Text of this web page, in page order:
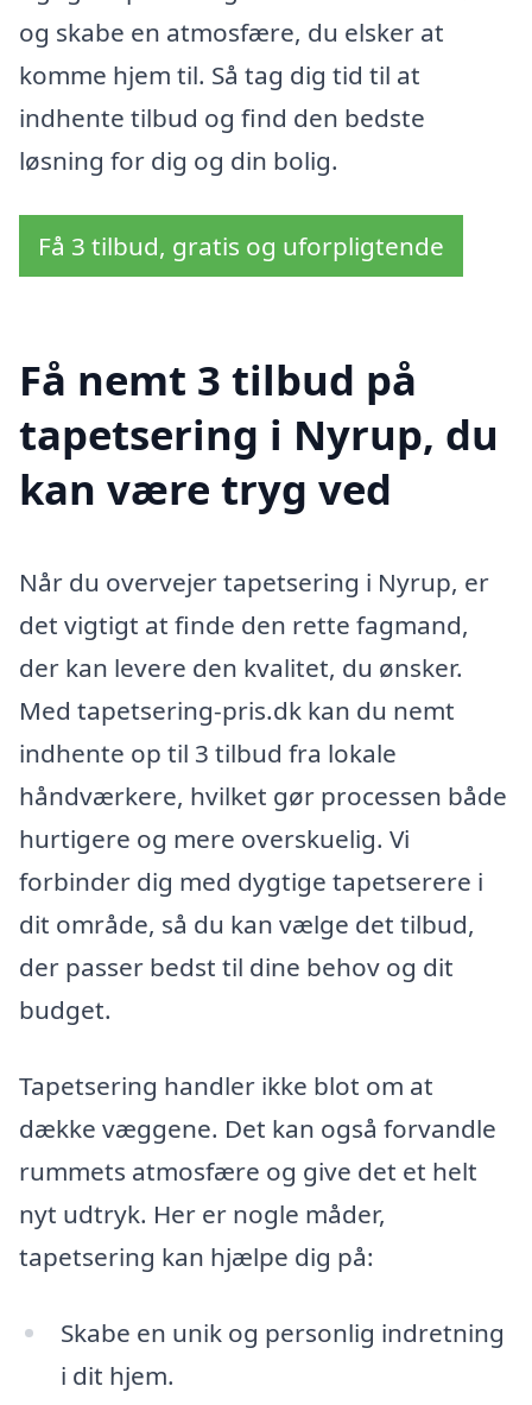
og skabe en atmosfære, du elsker at
komme hjem til. Så tag dig tid til at
indhente tilbud og find den bedste
løsning for dig og din bolig.
Få 3 tilbud, gratis og uforpligtende
Få nemt 3 tilbud på
tapetsering i Nyrup, du
kan være tryg ved
Når du overvejer tapetsering i Nyrup, er
det vigtigt at finde den rette fagmand,
der kan levere den kvalitet, du ønsker.
Med tapetsering-pris.dk kan du nemt
indhente op til 3 tilbud fra lokale
håndværkere, hvilket gør processen både
hurtigere og mere overskuelig. Vi
forbinder dig med dygtige tapetserere i
dit område, så du kan vælge det tilbud,
der passer bedst til dine behov og dit
budget.
Tapetsering handler ikke blot om at
dække væggene. Det kan også forvandle
rummets atmosfære og give det et helt
nyt udtryk. Her er nogle måder,
tapetsering kan hjælpe dig på:
Skabe en unik og personlig indretning
i dit hjem.